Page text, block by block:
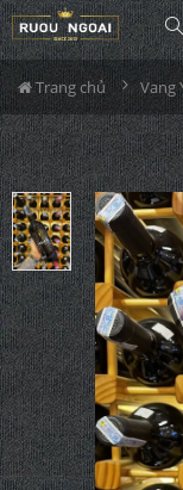
Trang chủ